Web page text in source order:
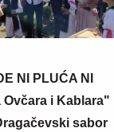
NI PLUĆA NI
Ovčara i Kablara"
sabor